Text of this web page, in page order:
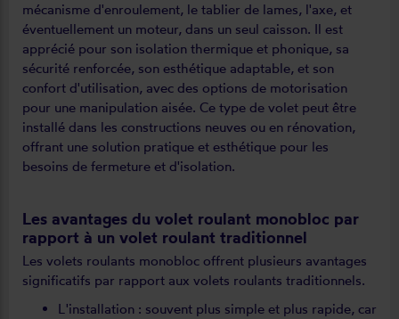
mécanisme d'enroulement, le tablier de lames, l'axe, et
éventuellement un moteur, dans un seul caisson. Il est
apprécié pour son isolation thermique et phonique, sa
sécurité renforcée, son esthétique adaptable, et son
confort d'utilisation, avec des options de motorisation
pour une manipulation aisée. Ce type de volet peut être
installé dans les constructions neuves ou en rénovation,
offrant une solution pratique et esthétique pour les
besoins de fermeture et d'isolation.
Les avantages du volet roulant monobloc par
rapport à un volet roulant traditionnel
Les volets roulants monobloc offrent plusieurs avantages
significatifs par rapport aux volets roulants traditionnels.
L'installation : souvent plus simple et plus rapide, car